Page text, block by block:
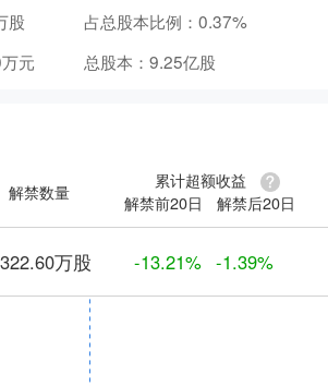
股 占总股本比例： 0.37%
元 总股本： 9.25亿股
解禁数量
累计超额收益
解禁前20日
解禁后20日
322.60万股 -13.21% -1.39%